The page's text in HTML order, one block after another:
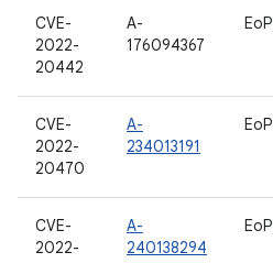
CVE-
2022-
20442
A-
176094367
EoP
CVE-
2022-
20470
A-
234013191
EoP
CVE-
2022-
A-
240138294
EoP